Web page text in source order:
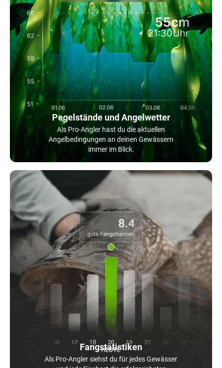
Pegelstände und Angelwetter
Als Pro-Angler hast du die aktuellen
Angelbedingungen an deinen Gewässern
immer im Blick.
Fangstatistiken
Als Pro-Angler siehst du für jedes Gewässer